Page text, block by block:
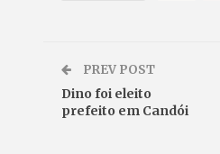
PREV POST
Dino foi eleito
prefeito em Candói